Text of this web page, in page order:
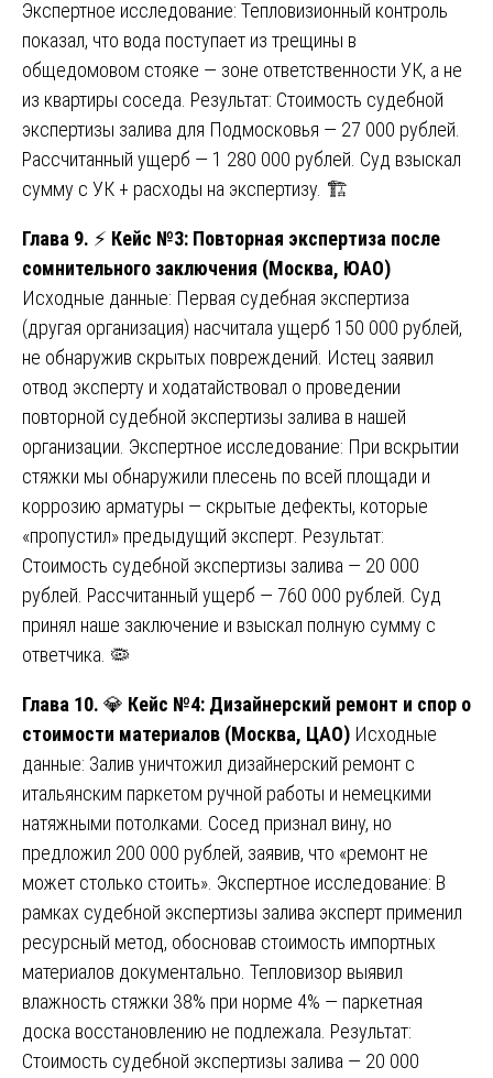
Экспертное исследование: Тепловизионный контроль
показал, что вода поступает из трещины в
общедомовом стояке — зоне ответственности УК, а не
из квартиры соседа. Результат: Стоимость судебной
экспертизы залива для Подмосковья — 27 000 рублей.
Рассчитанный ущерб — 1 280 000 рублей. Суд взыскал
сумму с УК + расходы на экспертизу. 🏗️
Глава 9. ⚡ Кейс №3: Повторная экспертиза после
сомнительного заключения (Москва, ЮАО)
Исходные данные: Первая судебная экспертиза
(другая организация) насчитала ущерб 150 000 рублей,
не обнаружив скрытых повреждений. Истец заявил
отвод эксперту и ходатайствовал о проведении
повторной судебной экспертизы залива в нашей
организации. Экспертное исследование: При вскрытии
стяжки мы обнаружили плесень по всей площади и
коррозию арматуры — скрытые дефекты, которые
«пропустил» предыдущий эксперт. Результат:
Стоимость судебной экспертизы залива — 20 000
рублей. Рассчитанный ущерб — 760 000 рублей. Суд
принял наше заключение и взыскал полную сумму с
ответчика. 🦠
Глава 10. 💎 Кейс №4: Дизайнерский ремонт и спор о
стоимости материалов (Москва, ЦАО) Исходные
данные: Залив уничтожил дизайнерский ремонт с
итальянским паркетом ручной работы и немецкими
натяжными потолками. Сосед признал вину, но
предложил 200 000 рублей, заявив, что «ремонт не
может столько стоить». Экспертное исследование: В
рамках судебной экспертизы залива эксперт применил
ресурсный метод, обосновав стоимость импортных
материалов документально. Тепловизор выявил
влажность стяжки 38% при норме 4% — паркетная
доска восстановлению не подлежала. Результат:
Стоимость судебной экспертизы залива — 20 000